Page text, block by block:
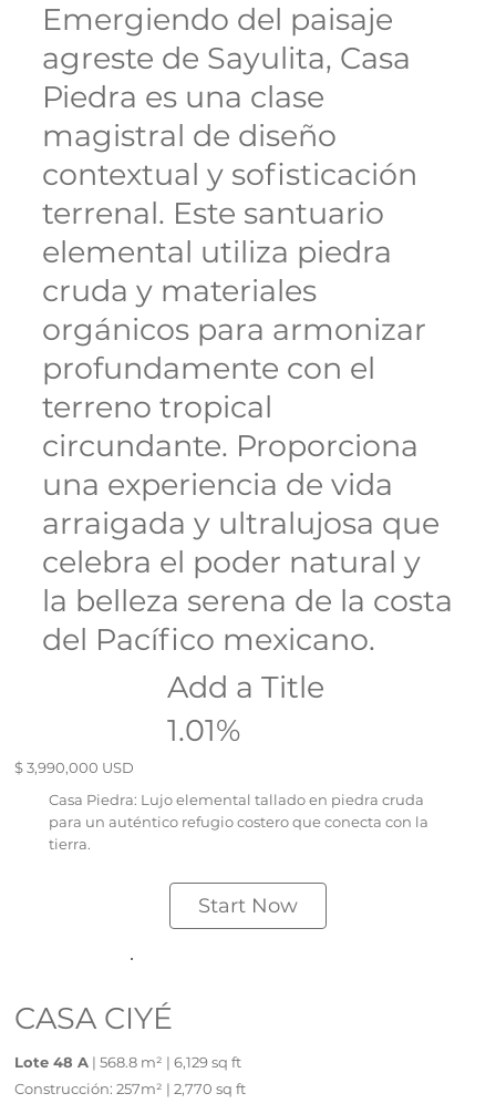
Emergiendo del paisaje
agreste de Sayulita, Casa
Piedra es una clase
magistral de diseño
contextual y sofisticación
terrenal. Este santuario
elemental utiliza piedra
cruda y materiales
orgánicos para armonizar
profundamente con el
terreno tropical
circundante. Proporciona
una experiencia de vida
arraigada y ultralujosa que
celebra el poder natural y
la belleza serena de la costa
del Pacífico mexicano.
Add a Title
1.01%
$ 3,990,000 USD
Casa Piedra: Lujo elemental tallado en piedra cruda
para un auténtico refugio costero que conecta con la
tierra.
Start Now
CASA CIYÉ
Lote 48 A | 568.8 m² | 6,129 sq ft
Construcción: 257m² | 2,770 sq ft